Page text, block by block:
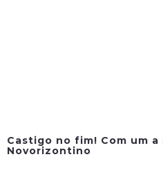
Castigo no fim! Com um
Novorizontino